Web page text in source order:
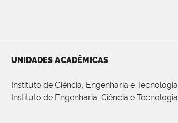
UNIDADES ACADÊMICAS
Instituto de Ciência, Engenharia e Tecnologia
Instituto de Engenharia, Ciência e Tecnologia